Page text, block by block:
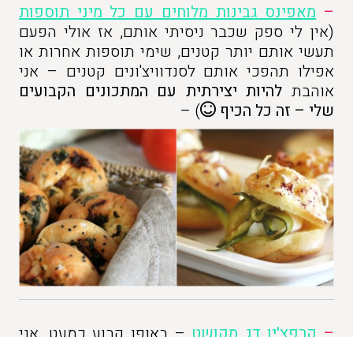
–מאפינס גבינות מלוחים עם כל מיני תוספות
(אין לי ספק שכבר ניסיתי אותם, אז אולי הפעם
תעשי אותם יותר קטנים, שימי תוספות אחרות או
אפילו תהפכי אותם לסנדוויצ'ונים קטנים – אני
אוהבת להיות יצירתית עם המתכונים הקבועים
שלי – זה כל הכיף
) –